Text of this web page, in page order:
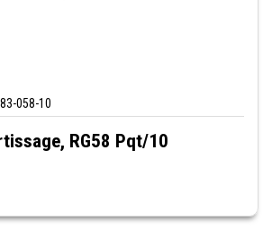
058-10
RG58 Pqt/10